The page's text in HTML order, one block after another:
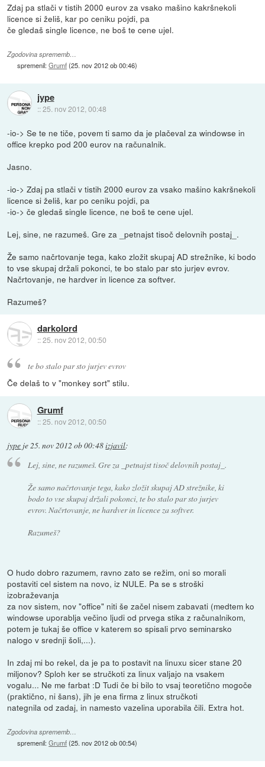
Zdaj pa stlači v tistih 2000 eurov za vsako mašino kakršnekoli
licence si želiš, kar po ceniku pojdi, pa
če gledaš single licence, ne boš te cene ujel.
Zgodovina sprememb…
spremenil:Grumf(25. nov 2012 ob 00:46)
jype
::25. nov 2012, 00:48
-io-> Se te ne tiče, povem ti samo da je plačeval za windowse in
office krepko pod 200 eurov na računalnik.
Jasno.
-io-> Zdaj pa stlači v tistih 2000 eurov za vsako mašino kakršnekoli
licence si želiš, kar po ceniku pojdi, pa
-io-> če gledaš single licence, ne boš te cene ujel.
Lej, sine, ne razumeš. Gre za _petnajst tisoč delovnih postaj_.
Že samo načrtovanje tega, kako zložit skupaj AD strežnike, ki bodo
to vse skupaj držali pokonci, te bo stalo par sto jurjev evrov.
Načrtovanje, ne hardver in licence za softver.
Razumeš?
darkolord
::25. nov 2012, 00:50
te bo stalo par sto jurjev evrov
Če delaš to v "monkey sort" stilu.
Grumf
::25. nov 2012, 00:50
jype je 25. nov 2012 ob 00:48izjavil:
Lej, sine, ne razumeš. Gre za _petnajst tisoč delovnih postaj_.
Že samo načrtovanje tega, kako zložit skupaj AD strežnike, ki
bodo to vse skupaj držali pokonci, te bo stalo par sto jurjev
evrov. Načrtovanje, ne hardver in licence za softver.
Razumeš?
O hudo dobro razumem, ravno zato se režim, oni so morali
postaviti cel sistem na novo, iz NULE. Pa se s stroški
izobraževanja
za nov sistem, nov "office" niti še začel nisem zabavati (medtem ko
windowse uporablja večino ljudi od prvega stika z računalnikom,
potem je tukaj še office v katerem so spisali prvo seminarsko
nalogo v srednji šoli,...).
In zdaj mi bo rekel, da je pa to postavit na linuxu sicer stane 20
miljonov? Sploh ker se stručkoti za linux valjajo na vsakem
vogalu... Ne me farbat :D Tudi če bi bilo to vsaj teoretično mogoče
(praktično, ni šans), jih je ena firma z linux stručkoti
nategnila od zadaj, in namesto vazelina uporabila čili. Extra hot.
Zgodovina sprememb…
spremenil:Grumf(25. nov 2012 ob 00:54)